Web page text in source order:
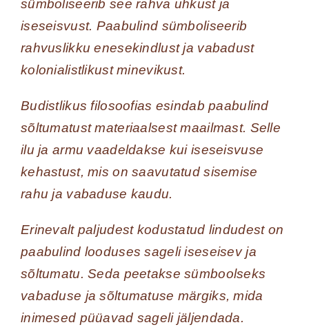
sümboliseerib see rahva uhkust ja
iseseisvust. Paabulind sümboliseerib
rahvuslikku enesekindlust ja vabadust
kolonialistlikust minevikust.
Budistlikus filosoofias esindab paabulind
sõltumatust materiaalsest maailmast. Selle
ilu ja armu vaadeldakse kui iseseisvuse
kehastust, mis on saavutatud sisemise
rahu ja vabaduse kaudu.
Erinevalt paljudest kodustatud lindudest on
paabulind looduses sageli iseseisev ja
sõltumatu. Seda peetakse sümboolseks
vabaduse ja sõltumatuse märgiks, mida
inimesed püüavad sageli jäljendada.